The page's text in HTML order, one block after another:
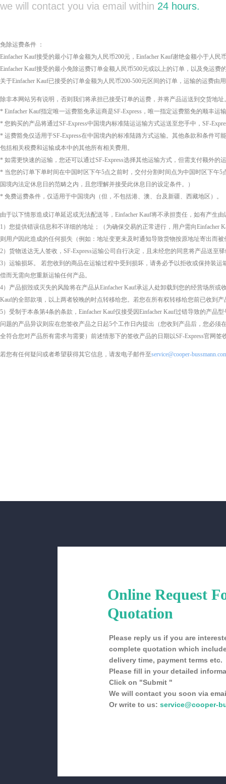
Online Request
Quotation
Please reply us if you are
complete quotation which
delivery time, payment terms etc.
Please fill in your detailed
Click on "Submit "
We will contact you soon via
Or write to us: service@cooper-
免除运费条件 ：
Einfacher Kauf接受的最小订单金额为人民币200元，Einfacher Kauf谢绝金额小于人民
Einfacher Kauf接受的最小免除运费订单金额人民币500元或以上的订单，以及免运
关于Einfacher Kauf已接受的订单金额为人民币200-500元区间的订单，运输的运费由
除非本网站另有说明，否则我们将承担已接受订单的运费，并将产品运送到交货地
* Einfacher Kauf指定唯一运费豁免承运商是SF-Express，唯一指定运费豁免的顺丰运
* 您购买的产品将通过SF-Express中国境内标准陆运运输方式运送至您手中，SF-
* 运费豁免仅适用于SF-Express在中国境内的标准陆路方式运输。其他条款和条件
包括相关税费和运输成本中的其他所有相关费用。
* 如需更快速的运输，您还可以通过SF-Express选择其他运输方式，但需支付额外的
* 当您的订单下单时间在中国时区下午5点之前时，交付分割时间点为中国时区下午
国境内法定休息日的范畴之内，且您理解并接受此休息日的设定条件。）
* 免费运费条件，仅适用于中国境内（但，不包括港、澳、台及新疆、西藏地区）。
由于以下情形造成订单延迟或无法配送等，Einfacher Kauf将不承担责任，如有产生
1）您提供错误信息和不详细的地址；（为确保交易的正常进行，用户需向
则用户因此造成的任何损失（例如：地址变更未及时通知导致货物按原地址寄出而
2）货物送达无人签收，SF-Express运输公司自行决定，且未经您的同意将产品送至
3）运输损坏。 若您收到的商品在运输过程中受到损坏，请务必予以拒收或保持装
偿而无需向您重新运输任何产品。
4）产品损毁或灭失的风险将在产品从Einfacher Kauf承运人处卸载到您的经营场所或
Kauf的全部款项，以上两者较晚的时点转移给您。若您在所有权转移给您前已收到
5）受制于本条第4条的条款，Einfacher Kauf仅接受因Einfacher Kauf过错导致的产
问题的产品异议则应在您签收产品之日起5个工作日内提出（您收到产品后，您必
全符合您对产品所有需求与需要）前述情形下的签收产品的日期以SF-Express官网
若您有任何疑问或者希望获得其它信息，请发电子邮件至service@cooper-
we will contact you via email within 24 hours.